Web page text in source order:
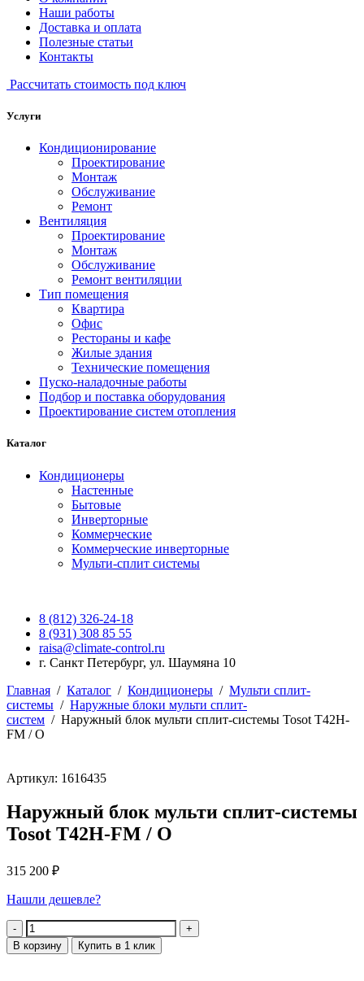
Наши работы
Доставка и оплата
Полезные статьи
Контакты
Рассчитать стоимость под ключ
Услуги
Кондиционирование
Проектирование
Монтаж
Обслуживание
Ремонт
Вентиляция
Проектирование
Монтаж
Обслуживание
Ремонт вентиляции
Тип помещения
Квартира
Офис
Рестораны и кафе
Жилые здания
Технические помещения
Пуско-наладочные работы
Подбор и поставка оборудования
Проектирование систем отопления
Каталог
Кондиционеры
Настенные
Бытовые
Инверторные
Коммерческие
Коммерческие инверторные
Мульти-сплит системы
8 (812) 326-24-18
8 (931) 308 85 55
raisa@climate-control.ru
г. Санкт Петербург, ул. Шаумяна 10
Главная / Каталог / Кондиционеры / Мульти сплит-
системы / Наружные блоки мульти сплит-
систем / Наружный блок мульти сплит-системы Tosot T42H-
FM / O
Артикул: 1616435
Наружный блок мульти сплит-системы
Tosot T42H-FM / O
315 200 ₽
Нашли дешевле?
Количество
В корзину Купить в 1 клик